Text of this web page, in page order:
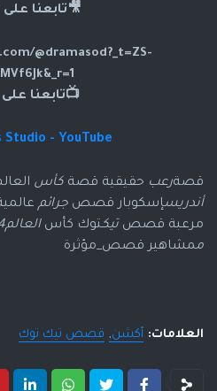
🎥تابعنا
@dramasod?_t=ZS-
📺تابعنا
- YouTube
قصةرعب حقيقية قصة كأس
أندريسإسكوبار قصص جرائم
مرعبة قصص تيكتوك كأس العالم
ممشاهير قصص_مؤثرة
العلامات: أكشن قصص تيك توك